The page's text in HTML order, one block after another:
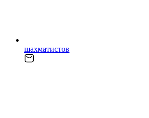
шахматистов